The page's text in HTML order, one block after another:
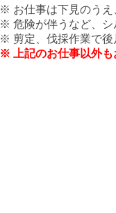
※ お仕事は下見のうえ
※ 危険が伴うなど、シ
※ 剪定、伐採作業で後
※ 上記のお仕事以外も